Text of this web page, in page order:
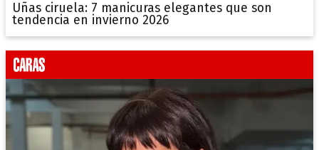
Uñas ciruela: 7 manicuras elegantes que son
tendencia en invierno 2026